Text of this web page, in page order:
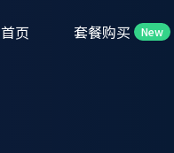
首页 套餐购买 New